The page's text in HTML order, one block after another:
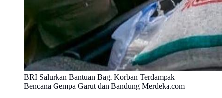
BRI Salurkan Bantuan Bagi Korban Terdampak
Bencana Gempa Garut dan Bandung Merdeka.com